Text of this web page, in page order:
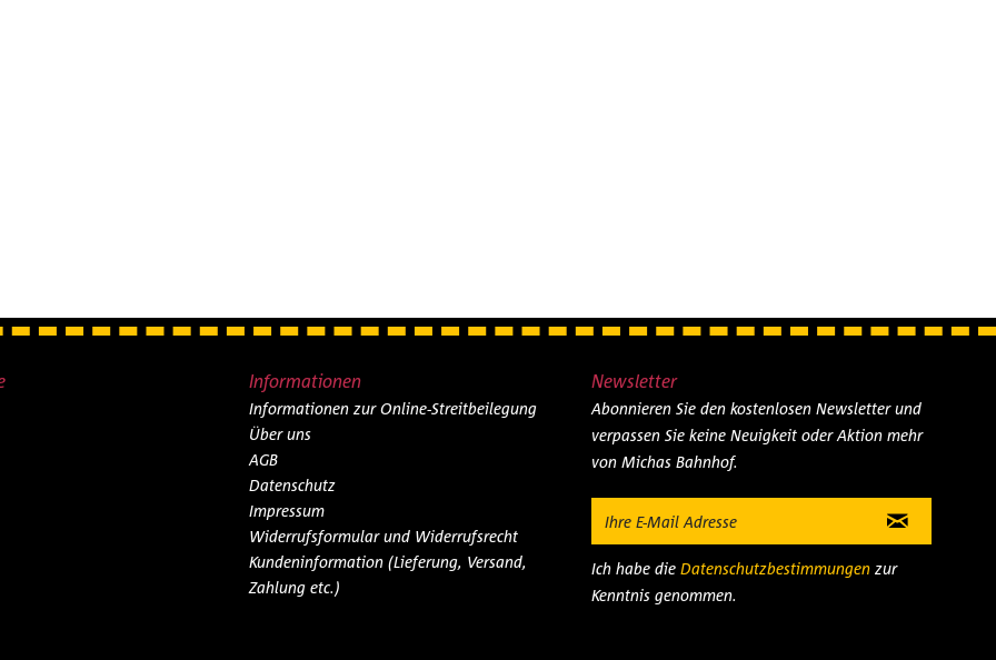
Informationen
Informationen zur Online-Streitbeilegung
Über uns
AGB
Datenschutz
Impressum
Widerrufsformular und Widerrufsrecht
Kundeninformation (Lieferung, Versand,
Zahlung etc.)
Newsletter
Abonnieren Sie den kostenlosen Newsletter und
verpassen Sie keine Neuigkeit oder Aktion mehr
von Michas Bahnhof.
Ich habe die Datenschutzbestimmungenzur
Kenntnis genommen.